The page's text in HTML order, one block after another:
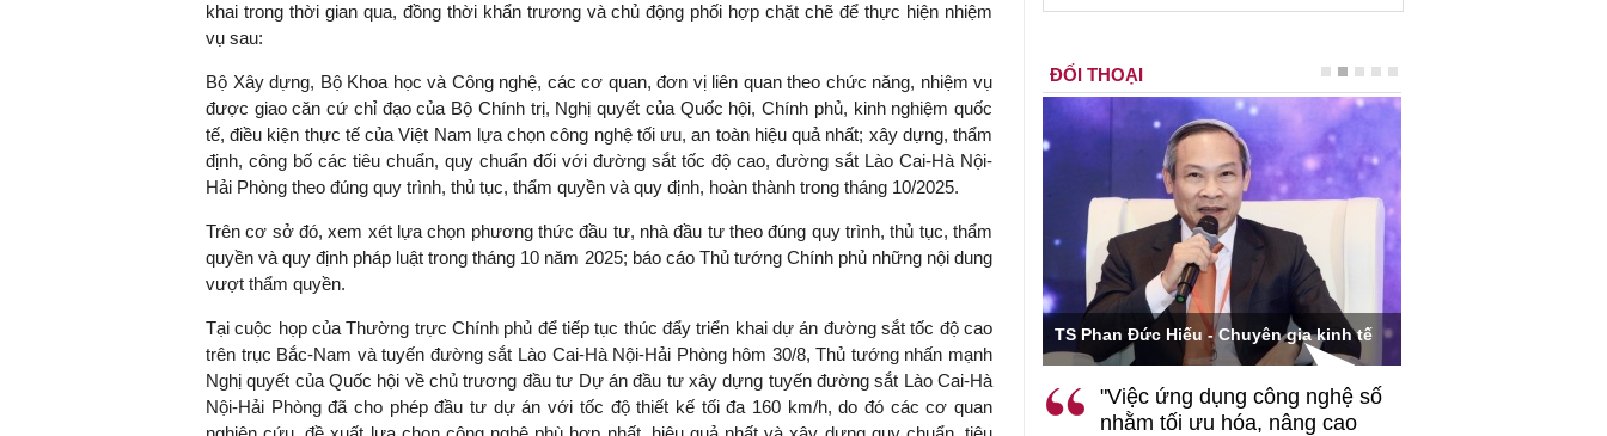
khai trong thời gian qua, đồng thời khẩn trương và chủ động phối hợp chặt chẽ để thực hiện nhiệm
vụ sau:
Bộ Xây dựng, Bộ Khoa học và Công nghệ, các cơ quan, đơn vị liên quan theo chức năng, nhiệm vụ
được giao căn cứ chỉ đạo của Bộ Chính trị, Nghị quyết của Quốc hội, Chính phủ, kinh nghiệm quốc
tế, điều kiện thực tế của Việt Nam lựa chọn công nghệ tối ưu, an toàn hiệu quả nhất; xây dựng, thẩm
định, công bố các tiêu chuẩn, quy chuẩn đối với đường sắt tốc độ cao, đường sắt Lào Cai-Hà Nội-
Hải Phòng theo đúng quy trình, thủ tục, thẩm quyền và quy định, hoàn thành trong tháng 10/2025.
Trên cơ sở đó, xem xét lựa chọn phương thức đầu tư, nhà đầu tư theo đúng quy trình, thủ tục, thẩm
quyền và quy định pháp luật trong tháng 10 năm 2025; báo cáo Thủ tướng Chính phủ những nội dung
vượt thẩm quyền.
Tại cuộc họp của Thường trực Chính phủ để tiếp tục thúc đẩy triển khai dự án đường sắt tốc độ cao
trên trục Bắc-Nam và tuyến đường sắt Lào Cai-Hà Nội-Hải Phòng hôm 30/8, Thủ tướng nhấn mạnh
Nghị quyết của Quốc hội về chủ trương đầu tư Dự án đầu tư xây dựng tuyến đường sắt Lào Cai-Hà
Nội-Hải Phòng đã cho phép đầu tư dự án với tốc độ thiết kế tối đa 160 km/h, do đó các cơ quan
ĐỐI THOẠI
Viện Kinh tế Tài chính
"Có rất nhiều việc phải làm
ngay từ bây giờ và trên thực tế
Việc sử dụng hiệu quả chính
sách tài khóa không chỉ mang ý
TS Phan Đức Hiếu - Chuyên gia kinh tế
"Việc ứng dụng công nghệ số
nhằm tối ưu hóa, nâng cao